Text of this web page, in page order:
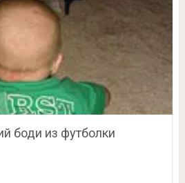
боди из футболки